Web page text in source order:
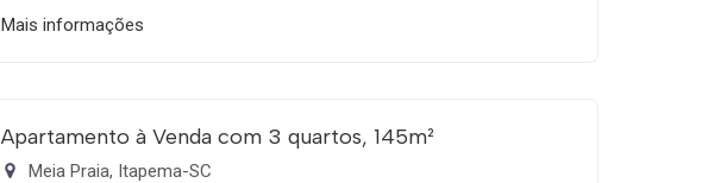
Mais informações
Apartamento à Venda com 3 quartos, 145m²
Meia Praia, Itapema-SC